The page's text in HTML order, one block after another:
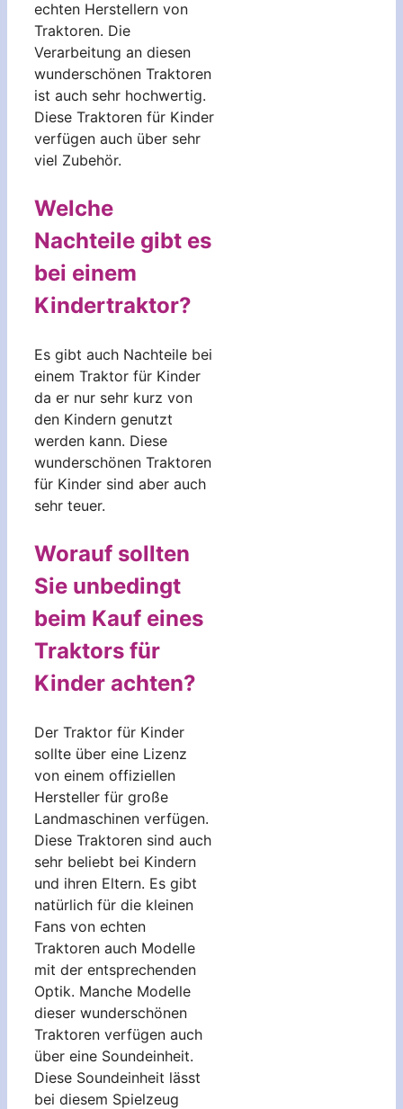
echten Herstellern von
Traktoren. Die
Verarbeitung an diesen
wunderschönen Traktoren
ist auch sehr hochwertig.
Diese Traktoren für Kinder
verfügen auch über sehr
viel Zubehör.
Welche
Nachteile gibt es
bei einem
Kindertraktor?
Es gibt auch Nachteile bei
einem Traktor für Kinder
da er nur sehr kurz von
den Kindern genutzt
werden kann. Diese
wunderschönen Traktoren
für Kinder sind aber auch
sehr teuer.
Worauf sollten
Sie unbedingt
beim Kauf eines
Traktors für
Kinder achten?
Der Traktor für Kinder
sollte über eine Lizenz
von einem offiziellen
Hersteller für große
Landmaschinen verfügen.
Diese Traktoren sind auch
sehr beliebt bei Kindern
und ihren Eltern. Es gibt
natürlich für die kleinen
Fans von echten
Traktoren auch Modelle
mit der entsprechenden
Optik. Manche Modelle
dieser wunderschönen
Traktoren verfügen auch
über eine Soundeinheit.
Diese Soundeinheit lässt
bei diesem Spielzeug